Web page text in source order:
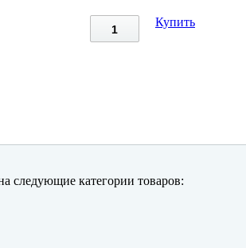
Купить
следующие категории товаров: